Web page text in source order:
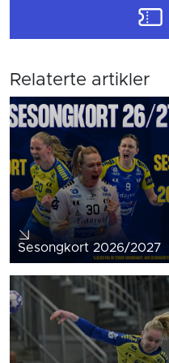
Relaterte artikler
Sesongkort 2026/2027